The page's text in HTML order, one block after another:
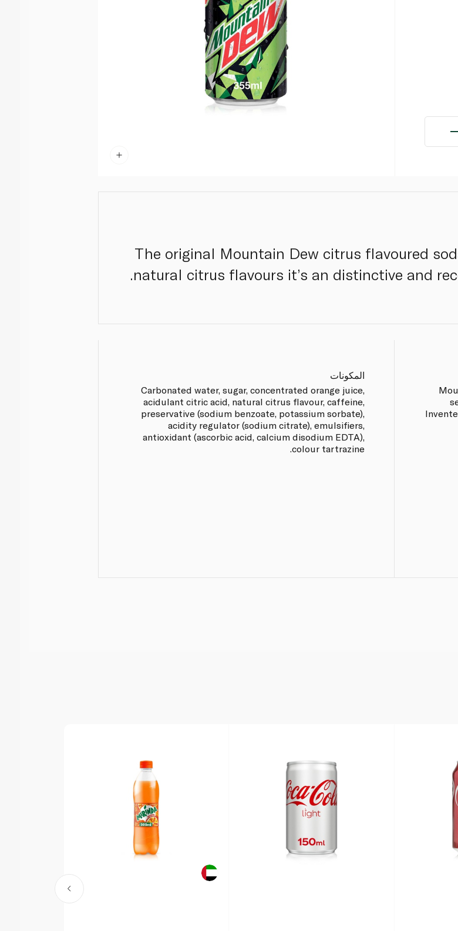
The original Mountain Dew citrus flavoured
natural citrus flavours it’s an distinctive and
المكونات
Carbonated water, sugar, concentrated orange juice,
acidulant citric acid, natural citrus flavour, caffeine,
preservative (sodium benzoate, potassium sorbate),
acidity regulator (sodium citrate), emulsifiers,
antioxidant (ascorbic acid, calcium disodium EDTA),
colour tartrazine.